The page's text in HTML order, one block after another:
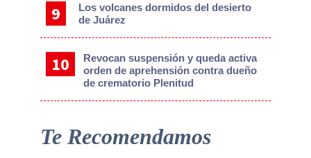
Los volcanes dormidos del desierto
de Juárez
Revocan suspensión y queda activa
orden de aprehensión contra dueño
de crematorio Plenitud
Te Recomendamos